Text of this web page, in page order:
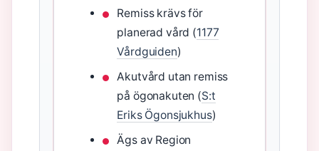
Remiss krävs för
planerad vård (1177
Vårdguiden)
Akutvård utan remiss
på ögonakuten (S:t
Eriks Ögonsjukhus)
Ägs av Region